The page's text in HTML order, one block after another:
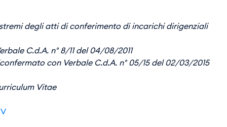
degli atti di conferimento di incarichi dirigenziali
C.d.A. n° 8/11 del 04/08/2011
con Verbale C.d.A. n° 05/15 del 02/03/2015
Vitae